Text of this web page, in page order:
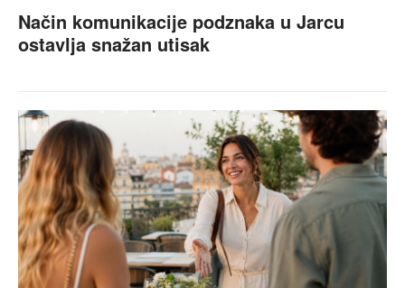
Način komunikacije podznaka u Jarcu
ostavlja snažan utisak